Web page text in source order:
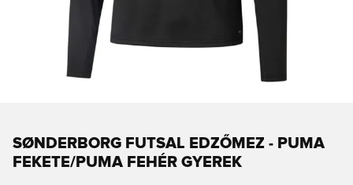
SØNDERBORG FUTSAL EDZŐMEZ - PUMA
FEKETE/PUMA FEHÉR GYEREK